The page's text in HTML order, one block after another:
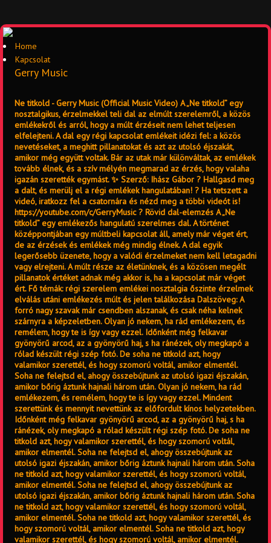
Home
Kapcsolat
Gerry Music
Ne titkold - Gerry Music (Official Music Video) A „Ne titkold” egy
nosztalgikus, érzelmekkel teli dal az elmúlt szerelemről, a közös
emlékekről és arról, hogy a múlt érzéseit nem lehet teljesen
elfelejteni. A dal egy régi kapcsolat emlékeit idézi fel: a közös
nevetéseket, a meghitt pillanatokat és azt az utolsó éjszakát,
amikor még együtt voltak. Bár az utak már különváltak, az emlékek
tovább élnek, és a szív mélyén megmarad az érzés, hogy valaha
igazán szerették egymást. ✨ Szerző: Ihász Gábor ? Hallgasd meg
a dalt, és merülj el a régi emlékek hangulatában! ? Ha tetszett a
videó, iratkozz fel a csatornára és nézd meg a többi videót is!
https://youtube.com/c/GerryMusic ? Rövid dal-elemzés A „Ne
titkold” egy emlékezős hangulatú szerelmes dal. A történet
középpontjában egy múltbeli kapcsolat áll, amely már véget ért,
de az érzések és emlékek még mindig élnek. A dal egyik
legerősebb üzenete, hogy a valódi érzelmeket nem kell letagadni
vagy elrejteni. A múlt része az életünknek, és a közösen megélt
pillanatok értéket adnak még akkor is, ha a kapcsolat már véget
ért. Fő témák: régi szerelem emlékei nosztalgia őszinte érzelmek
elválás utáni emlékezés múlt és jelen találkozása Dalszöveg: A
forró nagy szavak már csendben alszanak, és csak néha kelnek
szárnyra a képzeletben. Olyan jó nekem, ha rád emlékezem, és
remélem, hogy te is így vagy ezzel. Időnként még felkavar
gyönyörű arcod, az a gyönyörű haj, s ha ránézek, oly megkapó a
rólad készült régi szép fotó. De soha ne titkold azt, hogy
valamikor szerettél, és hogy szomorú voltál, amikor elmentél.
Soha ne felejtsd el, ahogy összebújtunk az utolsó igazi éjszakán,
amikor bőrig áztunk hajnali három után. Olyan jó nekem, ha rád
emlékezem, és remélem, hogy te is így vagy ezzel. Mindent
szerettünk és mennyit nevettünk az előfordult kínos helyzetekben.
Időnként még felkavar gyönyörű arcod, az a gyönyörű haj, s ha
ránézek, oly megkapó a rólad készült régi szép fotó. De soha ne
titkold azt, hogy valamikor szerettél, és hogy szomorú voltál,
amikor elmentél. Soha ne felejtsd el, ahogy összebújtunk az
utolsó igazi éjszakán, amikor bőrig áztunk hajnali három után. Soha
ne titkold azt, hogy valamikor szerettél, és hogy szomorú voltál,
amikor elmentél. Soha ne felejtsd el, ahogy összebújtunk az
utolsó igazi éjszakán, amikor bőrig áztunk hajnali három után. Soha
ne titkold azt, hogy valamikor szerettél, és hogy szomorú voltál,
amikor elmentél. Soha ne titkold azt, hogy valamikor szerettél, és
hogy szomorú voltál, amikor elmentél. Soha ne titkold azt, hogy
valamikor szerettél, és hogy szomorú voltál, amikor elmentél.